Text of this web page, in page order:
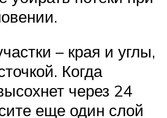
– края и углы,
Когда
через 24
еще один слой